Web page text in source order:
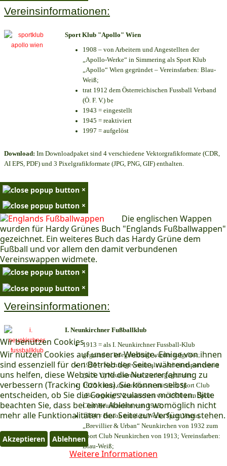
Wir benutzen Cookies
Wir nutzen Cookies auf unserer Website. Einige von ihnen
sind essenziell für den Betrieb der Seite, während andere
uns helfen, diese Website und die Nutzererfahrung zu
verbessern (Tracking Cookies). Sie können selbst
entscheiden, ob Sie die Cookies zulassen möchten. Bitte
beachten Sie, dass bei einer Ablehnung womöglich nicht
mehr alle Funktionalitäten der Seite zur Verfügung stehen.
Akzeptieren Ablehnen
Weitere Informationen
Vereinsinformationen:
Sport Klub "Apollo" Wien
1908 – von Arbeitern und Angestellten der
„Apollo-Werke“ in Simmering als Sport Klub
„Apollo“ Wien gegründet – Vereinsfarben: Blau-
Weiß;
trat 1912 dem Österreichischen Fussball Verband
(Ö. F. V.) be
1943 = eingestellt
1945 = reaktiviert
1997 = aufgelöst
Download: Im Downloadpaket sind 4 verschiedene Vektorgrafikformate (CDR,
AI EPS, PDF) und 3 Pixelgrafikformate (JPG, PNG, GIF) enthalten.
×
×
Die englischen Wappen
wurden für Hardy Grünes Buch "Englands Fußballwappen"
gezeichnet. Ein weiteres Buch das Hardy Grüne dem
Fußball und vor allem den damit verbundenen
Vereinswappen widmete.
×
×
Vereinsinformationen:
I. Neunkirchner Fußballklub
1913 = als I. Neunkirchner Fussball-Klub
gegründet, kriegsbedingt wieder aufgelöst;
1925 = Nachfolgeverein als 1. Arbeitersportverein
(A. S. V.) Neunkirchen wieder gegründet;
1925 = kurz darauf Fusion mit dem Sport Club
„Bewegung“ Neunkirchen von 1920 zum Sport
Club Neunkirchen von 1913;
1984 = Fusion mit dem Werks Sport Verein
„Brevillier & Urban“ Neunkirchen von 1932 zum
Sport Club Neunkirchen von 1913; Vereinsfarben:
Blau-Weiß;